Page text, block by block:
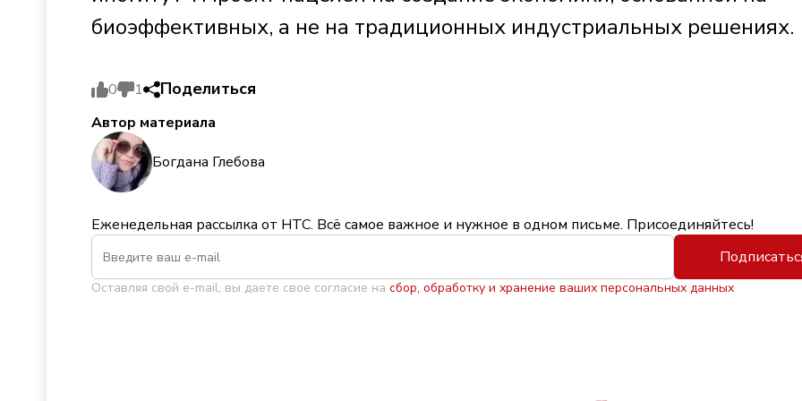
биоэффективных, а не на традиционных индустриальных решениях.
0 1 Поделиться
Автор материала
Богдана Глебова
Еженедельная рассылка от НТС. Всё самое важное и нужное в одном письме. Присоединяйтесь!
Оставляя свой e-mail, вы даете свое согласие на сбор, обработку и хранение ваших персональных данных